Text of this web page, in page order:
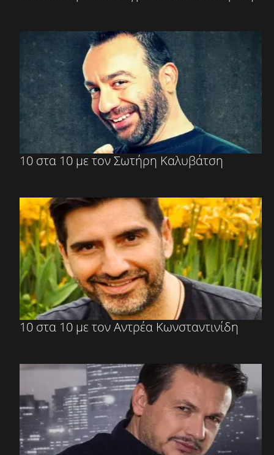
10 στα 10 με τον Σωτήρη Καλυβάτση
10 στα 10 με τον Αντρέα Κωνσταντινίδη